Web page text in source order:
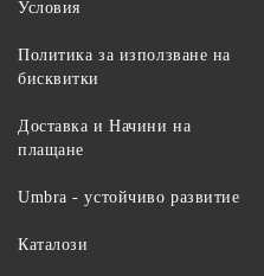
Условия
Политика за използване на
бисквитки
Доставка и Начини на
плащане
Umbra - устойчиво развитие
Каталози